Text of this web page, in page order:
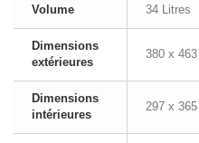
Volume 34 Litres
Dimensions
extérieures
380 x
Dimensions
intérieures
297 x